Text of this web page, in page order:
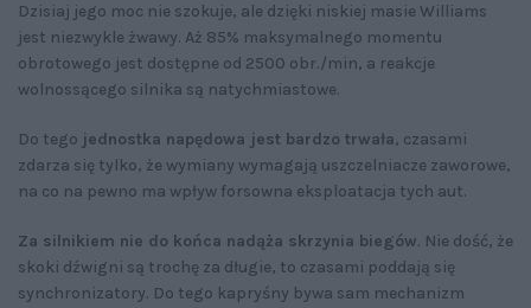
Dzisiaj jego moc nie szokuje, ale dzięki niskiej masie Williams
jest niezwykle żwawy. Aż 85% maksymalnego momentu
obrotowego jest dostępne od 2500 obr./min, a reakcje
wolnossącego silnika są natychmiastowe.
Do tego jednostka napędowa jest bardzo trwała, czasami
zdarza się tylko, że wymiany wymagają uszczelniacze zaworowe,
na co na pewno ma wpływ forsowna eksploatacja tych aut.
Za silnikiem nie do końca nadąża skrzynia biegów. Nie dość, że
skoki dźwigni są trochę za długie, to czasami poddają się
synchronizatory. Do tego kapryśny bywa sam mechanizm